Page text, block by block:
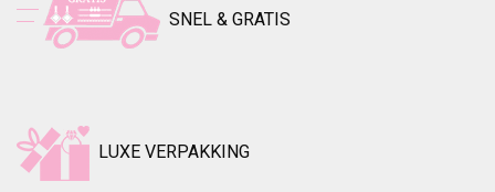
SNEL & GRATIS
LUXE VERPAKKING